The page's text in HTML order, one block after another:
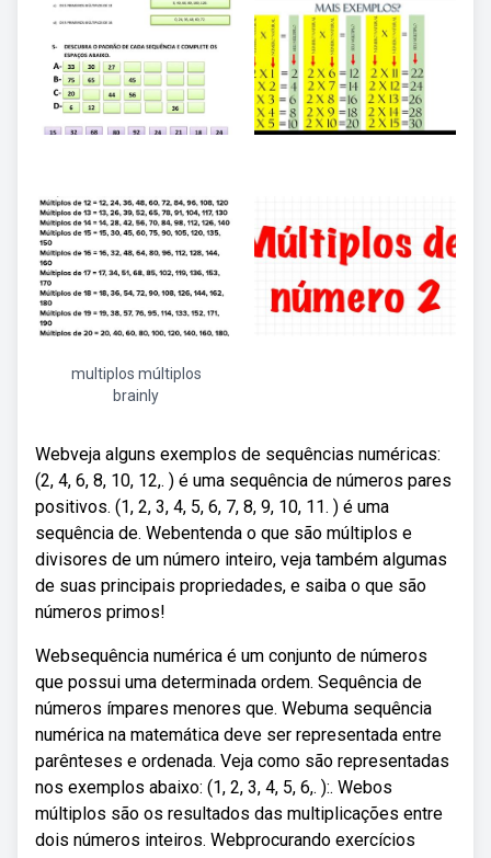
multiplos múltiplos
brainly
Webveja alguns exemplos de sequências numéricas:
(2, 4, 6, 8, 10, 12,. ) é uma sequência de números pares
positivos. (1, 2, 3, 4, 5, 6, 7, 8, 9, 10, 11. ) é uma
sequência de. Webentenda o que são múltiplos e
divisores de um número inteiro, veja também algumas
de suas principais propriedades, e saiba o que são
números primos!
Websequência numérica é um conjunto de números
que possui uma determinada ordem. Sequência de
números ímpares menores que. Webuma sequência
numérica na matemática deve ser representada entre
parênteses e ordenada. Veja como são representadas
nos exemplos abaixo: (1, 2, 3, 4, 5, 6,. ):. Webos
múltiplos são os resultados das multiplicações entre
dois números inteiros. Webprocurando exercícios